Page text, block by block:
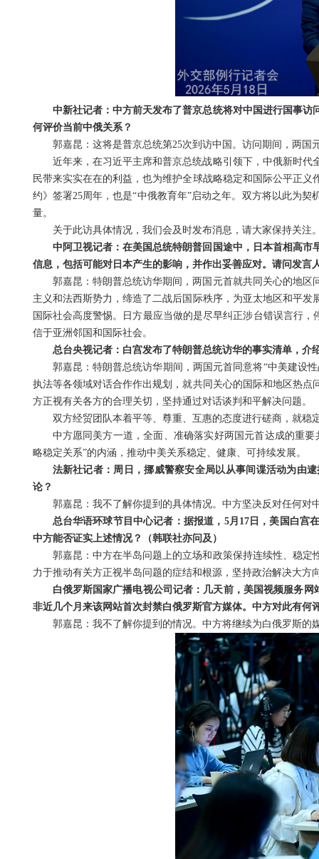
中新社记者：中方前天发布了普京总统将对中国进行国事
何评价当前中俄关系？
郭嘉昆：这将是普京总统第25次到访中国。访问期间，两
近年来，在习近平主席和普京总统战略引领下，中俄新时
民带来实实在在的利益，也为维护全球战略稳定和国际公平正
约》签署25周年，也是“中俄教育年”启动之年。双方将以此为
量。
关于此访具体情况，我们会及时发布消息，请大家保持关注
中阿卫视记者：在美国总统特朗普回国途中，日本首相高
信息，包括可能对日本产生的影响，并作出妥善应对。请问发言
郭嘉昆：特朗普总统访华期间，两国元首就共同关心的地
主义和法西斯势力，缔造了二战后国际秩序，为亚太地区和平
国际社会高度警惕。日方最应当做的是尽早纠正涉台错误言行
信于亚洲邻国和国际社会。
总台央视记者：白宫发布了特朗普总统访华的事实清单，介
郭嘉昆：特朗普总统访华期间，两国元首同意将“中美建设
执法等各领域对话合作作出规划，就共同关心的国际和地区热
方正视有关各方的合理关切，坚持通过对话谈判和平解决问题。
双方经贸团队本着平等、尊重、互惠的态度进行磋商，就
中方愿同美方一道，全面、准确落实好两国元首达成的重
略稳定关系”的内涵，推动中美关系稳定、健康、可持续发展。
法新社记者：周日，挪威警察安全局以从事间谍活动为由
论？
郭嘉昆：我不了解你提到的具体情况。中方坚决反对任何
总台华语环球节目中心记者：据报道，5月17日，美国白宫
中方能否证实上述情况？（韩联社亦问及）
郭嘉昆：中方在半岛问题上的立场和政策保持连续性、稳
力于推动有关方正视半岛问题的症结和根源，坚持政治解决大
白俄罗斯国家广播电视公司记者：几天前，美国视频服务
非近几个月来该网站首次封禁白俄罗斯官方媒体。中方对此有何
郭嘉昆：我不了解你提到的情况。中方将继续为白俄罗斯的